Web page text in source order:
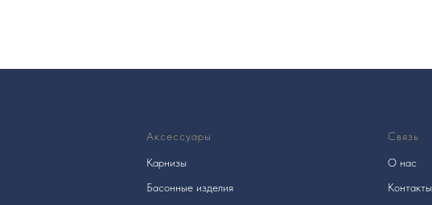
Аксессуары
Карнизы
Басонные изделия
Связь
О нас
Контакты